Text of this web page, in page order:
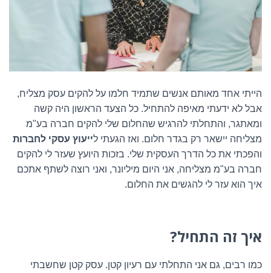
הייתי אחד מאותם אנשים שתמיד חלמו על להקים עסק מצליח,
אבל לא ידעתי מאיפה להתחיל. כל הצעד הראשון היה קשה
ומאתגר, והתחלתי להרגיש שהחלום שלי להקים חברה בע"מ
מצליחה יישאר רק בגדר חלום. ואז הגעתי לייעוץ עסקי לחברות
והפכתי את כל הדרך העסקית שלי. בזכות היועץ שעזר לי להקים
חברה בע"מ מצליחה, אני היום מיליונר, ואני רוצה לשתף אתכם
איך הוא עזר לי להגשים את החלום.
איך זה התחיל?
כמו רבים, גם אני התחלתי עם רעיון קטן. עסק קטן שחשבתי